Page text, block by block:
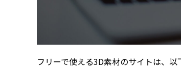
フリーで使える3D素材のサイトは、